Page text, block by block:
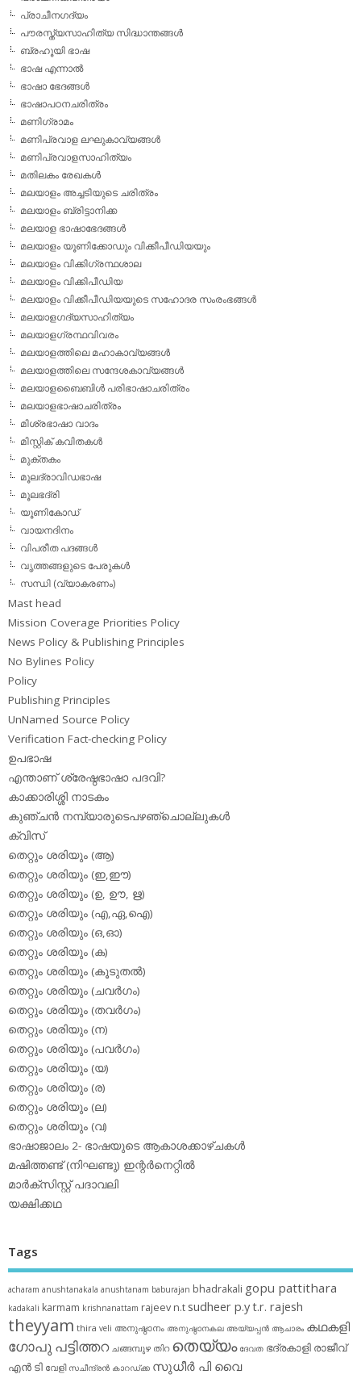
പ്രാചീനഗദ്യം
പൗരസ്ത്യസാഹിത്യ സിദ്ധാന്തങ്ങള്‍
ബ്രഹൂയി ഭാഷ
ഭാഷ എന്നാല്‍
ഭാഷാ ഭേദങ്ങള്‍
ഭാഷാപഠനചരിത്രം
മണിഗ്രാമം
മണിപ്രവാള ലഘുകാവ്യങ്ങള്‍
മണിപ്രവാളസാഹിത്യം
മതിലകം രേഖകള്‍
മലയാളം അച്ചടിയുടെ ചരിത്രം
മലയാളം ബ്രിട്ടാനിക്ക
മലയാള ഭാഷാഭേദങ്ങള്‍
മലയാളം യൂണിക്കോഡും വിക്കീപീഡിയയും
മലയാളം വിക്കിഗ്രന്ഥശാല
മലയാളം വിക്കിപീഡിയ
മലയാളം വിക്കീപീഡിയയുടെ സഹോദര സംരംഭങ്ങള്‍
മലയാളഗദ്യസാഹിത്യം
മലയാളഗ്രന്ഥവിവരം
മലയാളത്തിലെ മഹാകാവ്യങ്ങള്‍
മലയാളത്തിലെ സന്ദേശകാവ്യങ്ങള്‍
മലയാളബൈബിള്‍ പരിഭാഷാചരിത്രം
മലയാളഭാഷാചരിത്രം
മിശ്രഭാഷാ വാദം
മിസ്റ്റിക് കവിതകള്‍
മുക്തകം
മൂലദ്രാവിഡഭാഷ
മൂലഭദ്രി
യൂണികോഡ്
വായനദിനം
വിപരീത പദങ്ങള്‍
വൃത്തങ്ങളുടെ പേരുകള്‍
സന്ധി (വ്യാകരണം)
Mast head
Mission Coverage Priorities Policy
News Policy & Publishing Principles
No Bylines Policy
Policy
Publishing Principles
UnNamed Source Policy
Verification Fact-checking Policy
ഉപഭാഷ
എന്താണ് ശ്രേഷ്ഠഭാഷാ പദവി?
കാക്കാരിശ്ശി നാടകം
കുഞ്ചന്‍ നമ്പ്യാരുടെപഴഞ്ചൊല്ലുകള്‍
ക്വിസ്
തെറ്റും ശരിയും (ആ)
തെറ്റും ശരിയും (ഇ,ഈ)
തെറ്റും ശരിയും (ഉ, ഊ, ഋ)
തെറ്റും ശരിയും (എ,ഏ,ഐ)
തെറ്റും ശരിയും (ഒ,ഓ)
തെറ്റും ശരിയും (ക)
തെറ്റും ശരിയും (കൂടുതല്‍)
തെറ്റും ശരിയും (ചവര്‍ഗം)
തെറ്റും ശരിയും (തവര്‍ഗം)
തെറ്റും ശരിയും (ന)
തെറ്റും ശരിയും (പവര്‍ഗം)
തെറ്റും ശരിയും (യ)
തെറ്റും ശരിയും (ര)
തെറ്റും ശരിയും (ല)
തെറ്റും ശരിയും (വ)
ഭാഷാജാലം 2- ഭാഷയുടെ ആകാശക്കാഴ്ചകള്‍
മഷിത്തണ്ട് (നിഘണ്ടു) ഇന്റര്‍നെറ്റില്‍
മാര്‍ക്‌സിസ്റ്റ് പദാവലി
യക്ഷിക്കഥ
Tags
acharam anushtanakala anushtanam baburajan bhadrakali gopu pattithara
kadakali karmam krishnanattam rajeev n.t sudheer p.yt.r. rajesh
theyyam thira veli അനുഷ്ഠാനം അനുഷ്ഠാനകല അയ്യപ്പന്‍ ആചാരം കഥകളി
ഗോപു പട്ടിത്തറ ചങ്ങമ്പുഴ തിറ തെയ്യം ദേവത ഭദ്രകാളി രാജീവ്
എൻ ടി വേളി സചീന്ദ്രന്‍ കാറഡ്ക്ക സുധീര്‍ പി വൈ